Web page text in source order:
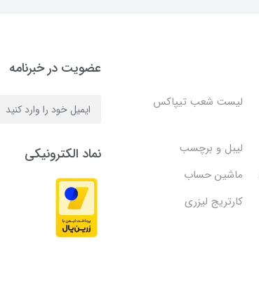
لیست شعب تیپاکس
لیبل و برچسب
ماشین حساب
کارتریج لیزری
عضویت در خبرنامه
نماد الکترونیکی